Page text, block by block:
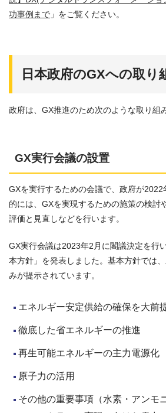
功事例まで 」をご覧ください。
日本政府のGXへの取り
政府は、GX推進のため次のような取り組
GX実行会議の設置
GXを実行するための会議で、政府が
的には、GXを実現するための施策の検討
評価と見直しなどを行います。
GX実行会議は2023年2月に閣議決定を行
本方針」を発表しました。基本方針では
みが提示されています。
エネルギー安定供給の確保を大前
徹底した省エネルギーの推進
再生可能エネルギーの主力電源化
原子力の活用
その他の重要事項（水素・アンモ